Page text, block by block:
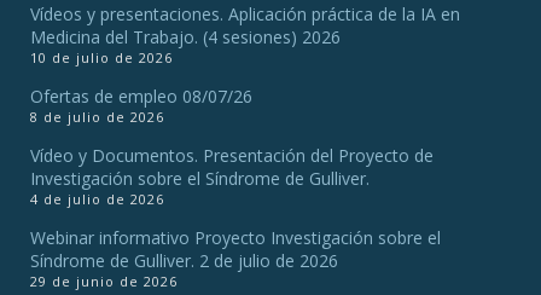
Vídeos y presentaciones. Aplicación práctica de la IA en
Medicina del Trabajo. (4 sesiones) 2026
10 de julio de 2026
Ofertas de empleo 08/07/26
8 de julio de 2026
Vídeo y Documentos. Presentación del Proyecto de
Investigación sobre el Síndrome de Gulliver.
4 de julio de 2026
Webinar informativo Proyecto Investigación sobre el
Síndrome de Gulliver. 2 de julio de 2026
29 de junio de 2026